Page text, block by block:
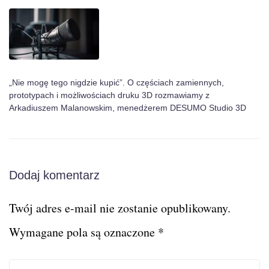
„Nie mogę tego nigdzie kupić”. O częściach zamiennych,
prototypach i możliwościach druku 3D rozmawiamy z
Arkadiuszem Malanowskim, menedżerem DESUMO Studio 3D
Dodaj komentarz
Twój adres e-mail nie zostanie opublikowany.
Wymagane pola są oznaczone *